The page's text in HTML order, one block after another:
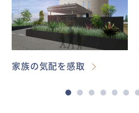
家族の気配を感取